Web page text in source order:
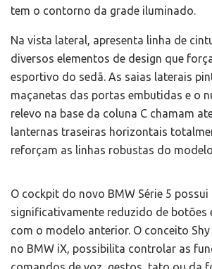
tem o contorno da grade iluminado.
Na vista lateral, apresenta linha de
diversos elementos de design que
esportivo do sedã. As saias laterais
maçanetas das portas embutidas e o
relevo na base da coluna C chamam
lanternas traseiras horizontais
reforçam as linhas robustas do
O cockpit do novo BMW Série 5 possui
significativamente reduzido de botões
com o modelo anterior. O conceito
no BMW iX, possibilita controlar as